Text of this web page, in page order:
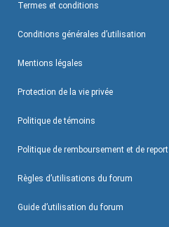
Termes et conditions
Conditions générales d’utilisation
Mentions légales
Protection de la vie privée
Politique de témoins
Politique de remboursement et de report
Règles d’utilisations du forum
Guide d’utilisation du forum